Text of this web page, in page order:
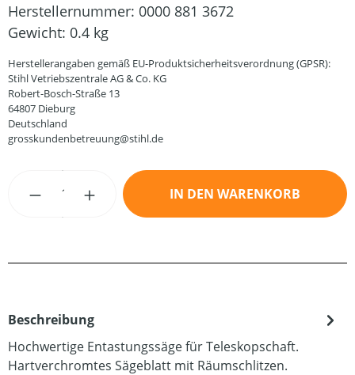
Herstellernummer: 0000 881 3672
Gewicht: 0.4 kg
Herstellerangaben gemäß EU-Produktsicherheitsverordnung (GPSR):
Stihl Vetriebszentrale AG & Co. KG
Robert-Bosch-Straße 13
64807 Dieburg
Deutschland
grosskundenbetreuung@stihl.de
Produkt Anzahl: Gib den gewünschten
IN DEN WARENKORB
Beschreibung
Hochwertige Entastungssäge für Teleskopschaft.
Hartverchromtes Sägeblatt mit Räumschlitzen.